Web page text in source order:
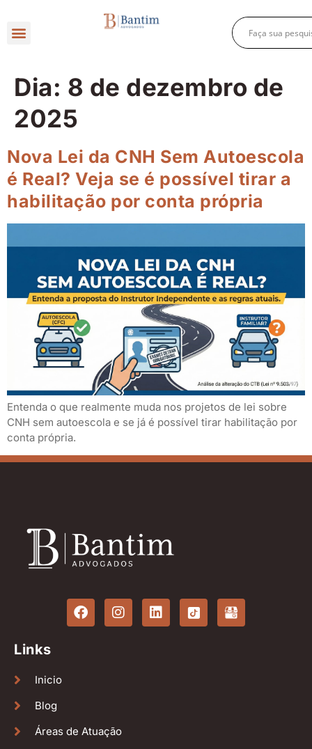
Dia: 8 de dezembro de
2025
Nova Lei da CNH Sem Autoescola
é Real? Veja se é possível tirar a
habilitação por conta própria
Entenda o que realmente muda nos projetos de lei sobre
CNH sem autoescola e se já é possível tirar habilitação por
conta própria.
Links
Inicio
Blog
Áreas de Atuação